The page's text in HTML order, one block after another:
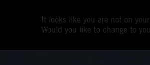
It looks like you are not on
Would you like to change to